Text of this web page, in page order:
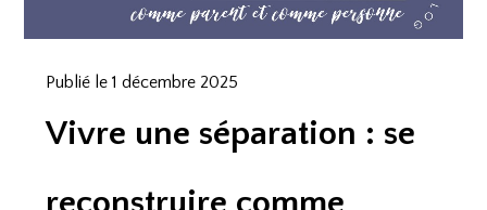
Publié le 1 décembre 2025
Vivre une séparation : se